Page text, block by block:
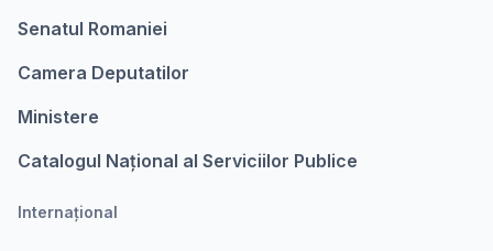
Senatul Romaniei
Camera Deputatilor
Ministere
Catalogul Național al Serviciilor Publice
Internațional